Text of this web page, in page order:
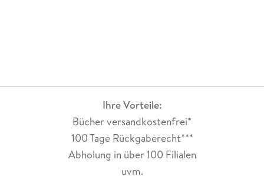
Ihre Vorteile:
Bücher versandkostenfrei*
100 Tage Rückgaberecht***
Abholung in über 100 Filialen
uvm.